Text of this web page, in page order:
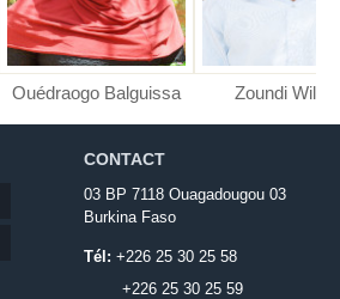
Ouédraogo Balguissa Zoundi
CONTACT
03 BP 7118 Ouagadougou 03
Burkina Faso
Tél: +226 25 30 25 58
+226 25 30 25 59